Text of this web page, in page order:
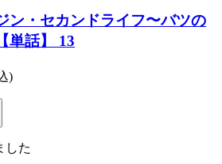
ン・セカンドライフ〜バツの
単話】 13
)
した